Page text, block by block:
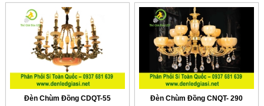
Đèn Chùm Đồng CDQT-55
Đèn Chùm Đồng CNQT- 290